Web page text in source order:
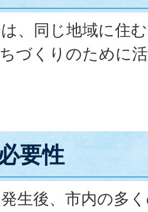
、同じ地域に住
づくりのために
要性
生後、市内の多